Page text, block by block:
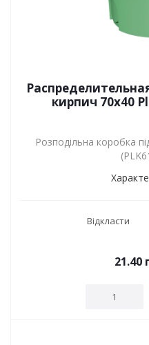
кирпич 70х40
Розподільна коробка
Відкласти
21.40